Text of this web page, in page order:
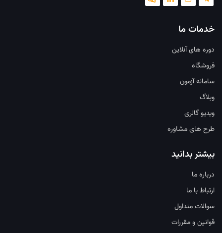
خدمات ما
دوره های آنلاین
فروشگاه
سامانه آزمون
وبلاگ
ویدیو گالری
طرح های مشاوره
بیشتر بدانید
درباره ما
ارتباط با ما
سوالات متداول
قوانین و مقررات